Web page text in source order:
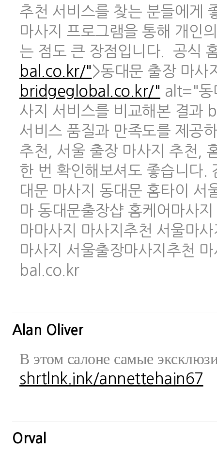
추천 서비스를 찾는 분들에게
마사지 프로그램을 통해 개인
는 점도 큰 장점입니다. 공식
bal.co.kr/">동대문 출장 마
bridgeglobal.co.kr/" alt="동
사지 서비스를 비교해본 결과
서비스 품질과 만족도를 제공
추천, 서울 출장 마사지 추천,
한 번 확인해보셔도 좋습니다
대문 마사지 동대문 홈타이 서
마 동대문출장샵 홈케어마사
마마사지 마사지추천 서울마
마사지 서울출장마사지추천
bal.co.kr
Alan Oliver
В этом салоне самые
shrtlnk.ink/annettehain67
Orval